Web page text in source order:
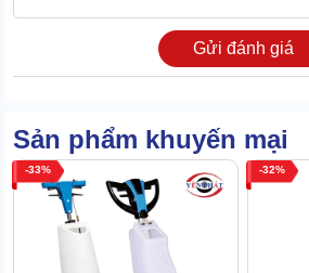
Bánh xe đảm đương 2 nhiệm vụ chính.
máy với mặt sàn, giúp giảm nguy cơ
Gửi đánh giá
Sản phẩm khuyến mại
33 32